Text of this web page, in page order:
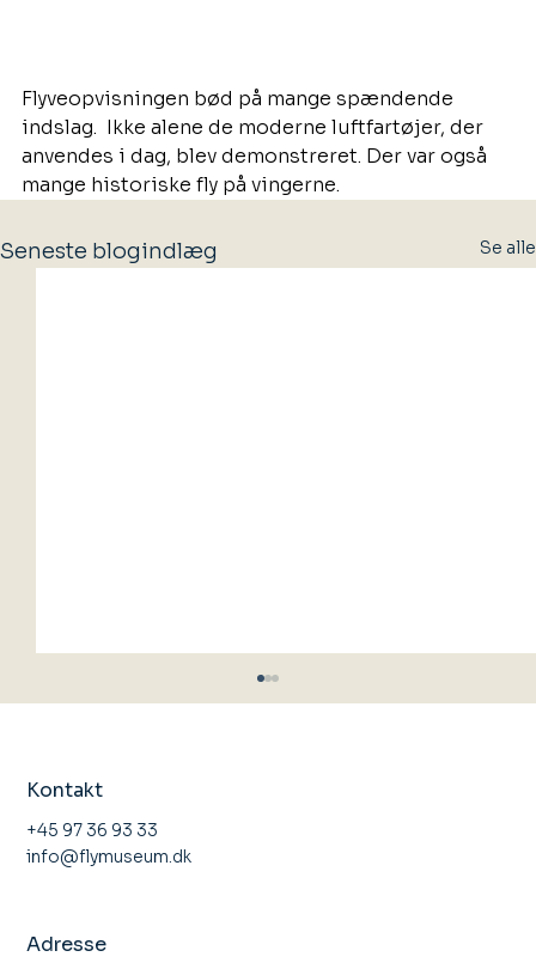
Flyveopvisningen bød på mange spændende
indslag.  Ikke alene de moderne luftfartøjer, der
anvendes i dag, blev demonstreret. Der var også
mange historiske fly på vingerne.
Seneste blogindlæg Se alle
Adresse
Kontakt
+45 97 36 93 33
info@flymuseum.dk